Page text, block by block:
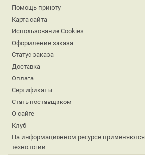
Помощь приюту
Карта сайта
Использование Cookies
Оформление заказа
Статус заказа
Доставка
Оплата
Сертификаты
Стать поставщиком
О сайте
Клуб
На информационном ресурсе
технологии